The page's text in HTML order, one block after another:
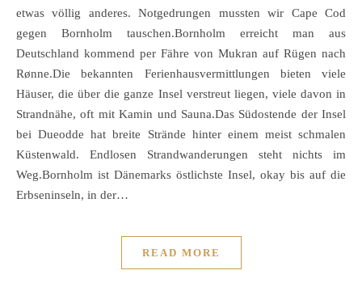
etwas völlig anderes. Notgedrungen mussten wir Cape Cod
gegen Bornholm tauschen.Bornholm erreicht man aus
Deutschland kommend per Fähre von Mukran auf Rügen nach
Rønne.Die bekannten Ferienhausvermittlungen bieten viele
Häuser, die über die ganze Insel verstreut liegen, viele davon in
Strandnähe, oft mit Kamin und Sauna.Das Südostende der Insel
bei Dueodde hat breite Strände hinter einem meist schmalen
Küstenwald. Endlosen Strandwanderungen steht nichts im
Weg.Bornholm ist Dänemarks östlichste Insel, okay bis auf die
Erbseninseln, in der…
READ MORE